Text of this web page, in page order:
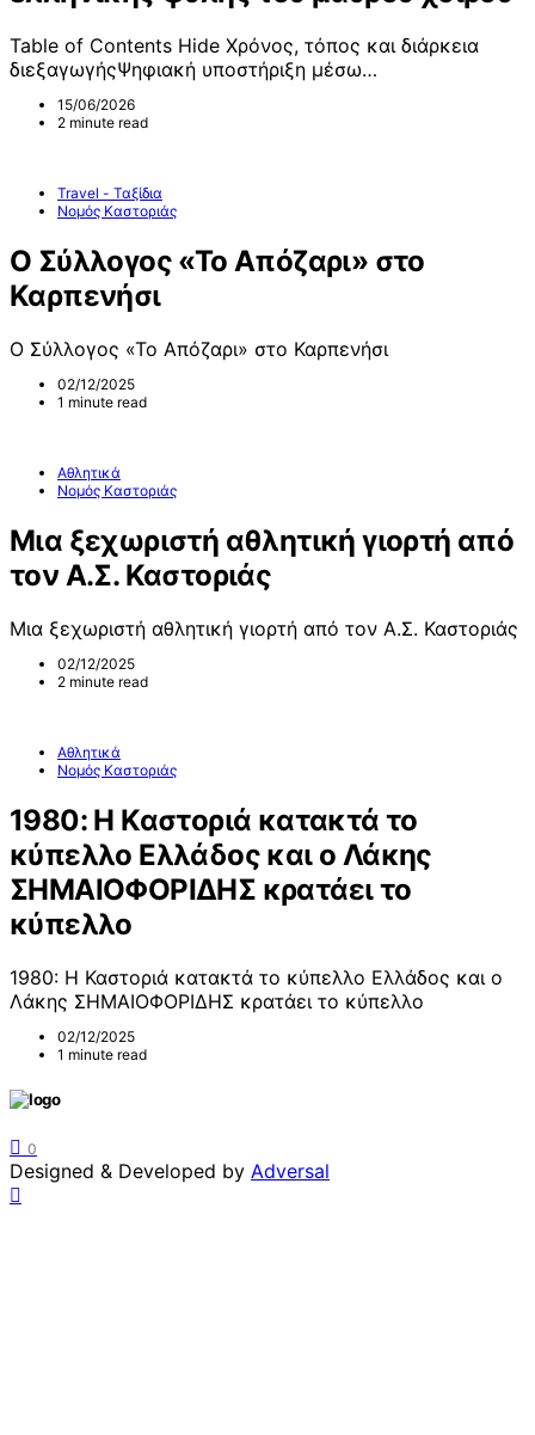
Table of Contents Hide Χρόνος, τόπος και διάρκεια
διεξαγωγήςΨηφιακή υποστήριξη μέσω…
15/06/2026
2 minute read
Travel - Ταξίδια
Νομός Καστοριάς
Ο Σύλλογος «Το Απόζαρι» στο
Καρπενήσι
Ο Σύλλογος «Το Απόζαρι» στο Καρπενήσι
02/12/2025
1 minute read
Αθλητικά
Νομός Καστοριάς
Μια ξεχωριστή αθλητική γιορτή από
τον Α.Σ. Καστοριάς
Μια ξεχωριστή αθλητική γιορτή από τον Α.Σ. Καστοριάς
02/12/2025
2 minute read
Αθλητικά
Νομός Καστοριάς
1980: Η Καστοριά κατακτά το
κύπελλο Ελλάδος και ο Λάκης
ΣΗΜΑΙΟΦΟΡΙΔΗΣ κρατάει το
κύπελλο
1980: Η Καστοριά κατακτά το κύπελλο Ελλάδος και ο
Λάκης ΣΗΜΑΙΟΦΟΡΙΔΗΣ κρατάει το κύπελλο
02/12/2025
1 minute read
0
Designed & Developed by Adversal